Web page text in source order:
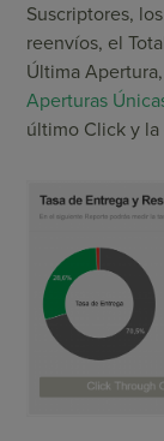
Suscriptores,
reenvíos, el
Última
Aperturas
último Click y